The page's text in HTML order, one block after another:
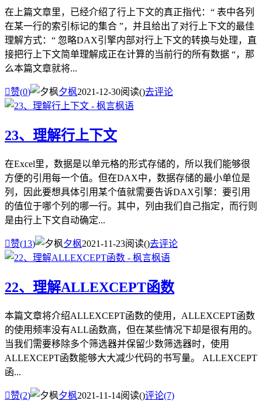
在上篇文章里，已经介绍了行上下文的真正指代：“ 表中各列
在某一行的索引标记的集合 ”，并且给出了对行上下文的最佳
理解方式：“ 忽略DAX引擎内部对行上下文的转换与处理，直
接把行上下文简单理解成正在计算的当前行的所有数据 “，那
么本篇文章就将...
赞(0) 夕枫2021-12-30阅读()去评论
23、理解行上下文
在Excel里，数据是以单元格的形式存储的，所以我们能够很
方便的引用每一个值。但在DAX中，数据存储的最小单位是
列，因此要想具体引用某个值就需要告诉DAX引擎：要引用
的值位于哪个列的哪一行。其中，列由我们自己指定，而行则
是由行上下文自动确定...
赞(13) 夕枫2021-11-23阅读()去评论
22、理解ALLEXCEPT函数
本篇文章将介绍ALLEXCEPT函数的使用，ALLEXCEPT函数
的使用频率没有ALL函数高，但在某些情况下却是很有用的。
当我们需要移除多个筛选器并保留少数筛选器时，使用
ALLEXCEPT函数能够大大减少代码的书写量。 ALLEXCEPT
函...
赞(2) 夕枫2021-11-14阅读()评论(7)